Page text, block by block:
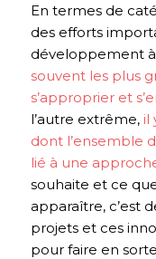
En termes de
des efforts
développement
souvent les plus
s’approprier et
l’autre extrême, il
dont l’ensemble
lié à une
souhaite et ce
apparaître, c’est
projets et ces
pour faire en